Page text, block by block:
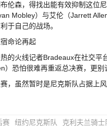
森，得找出能有效抑制这位尼
Mobley）与艾伦（Jarrett
于自己的战场。
命论再起
火线记者Bradeaux在社交平
）恐怕很难再重返总决赛，更
虽然暂时是尼克斯队占据上风
赛 纽约尼克斯队 克利夫兰骑士